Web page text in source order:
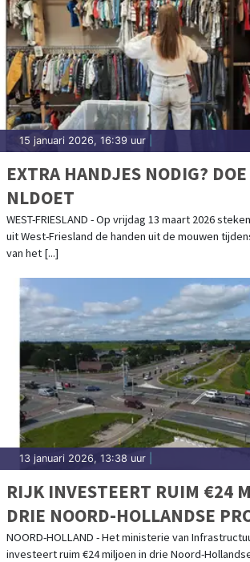
15 januari 2026, 16:39 uur
EXTRA HANDJES NODIG?
NLDOET
WEST-FRIESLAND - Op vrijdag 13 maart 2026
uit West-Friesland de handen uit de mouwen
van het [...]
13 januari 2026, 13:38 uur
RIJK INVESTEERT RUIM €24
DRIE NOORD-HOLLANDSE
BEREIKBAARHEID
NOORD-HOLLAND - Het ministerie van
investeert ruim €24 miljoen in drie Noord-